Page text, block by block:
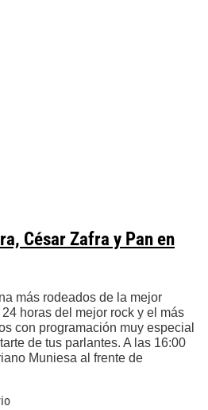
César Zafra y Pan en
más rodeados de la mejor
horas del mejor rock y el más
con programación muy especial
de tus parlantes. A las 16:00
Muniesa al frente de